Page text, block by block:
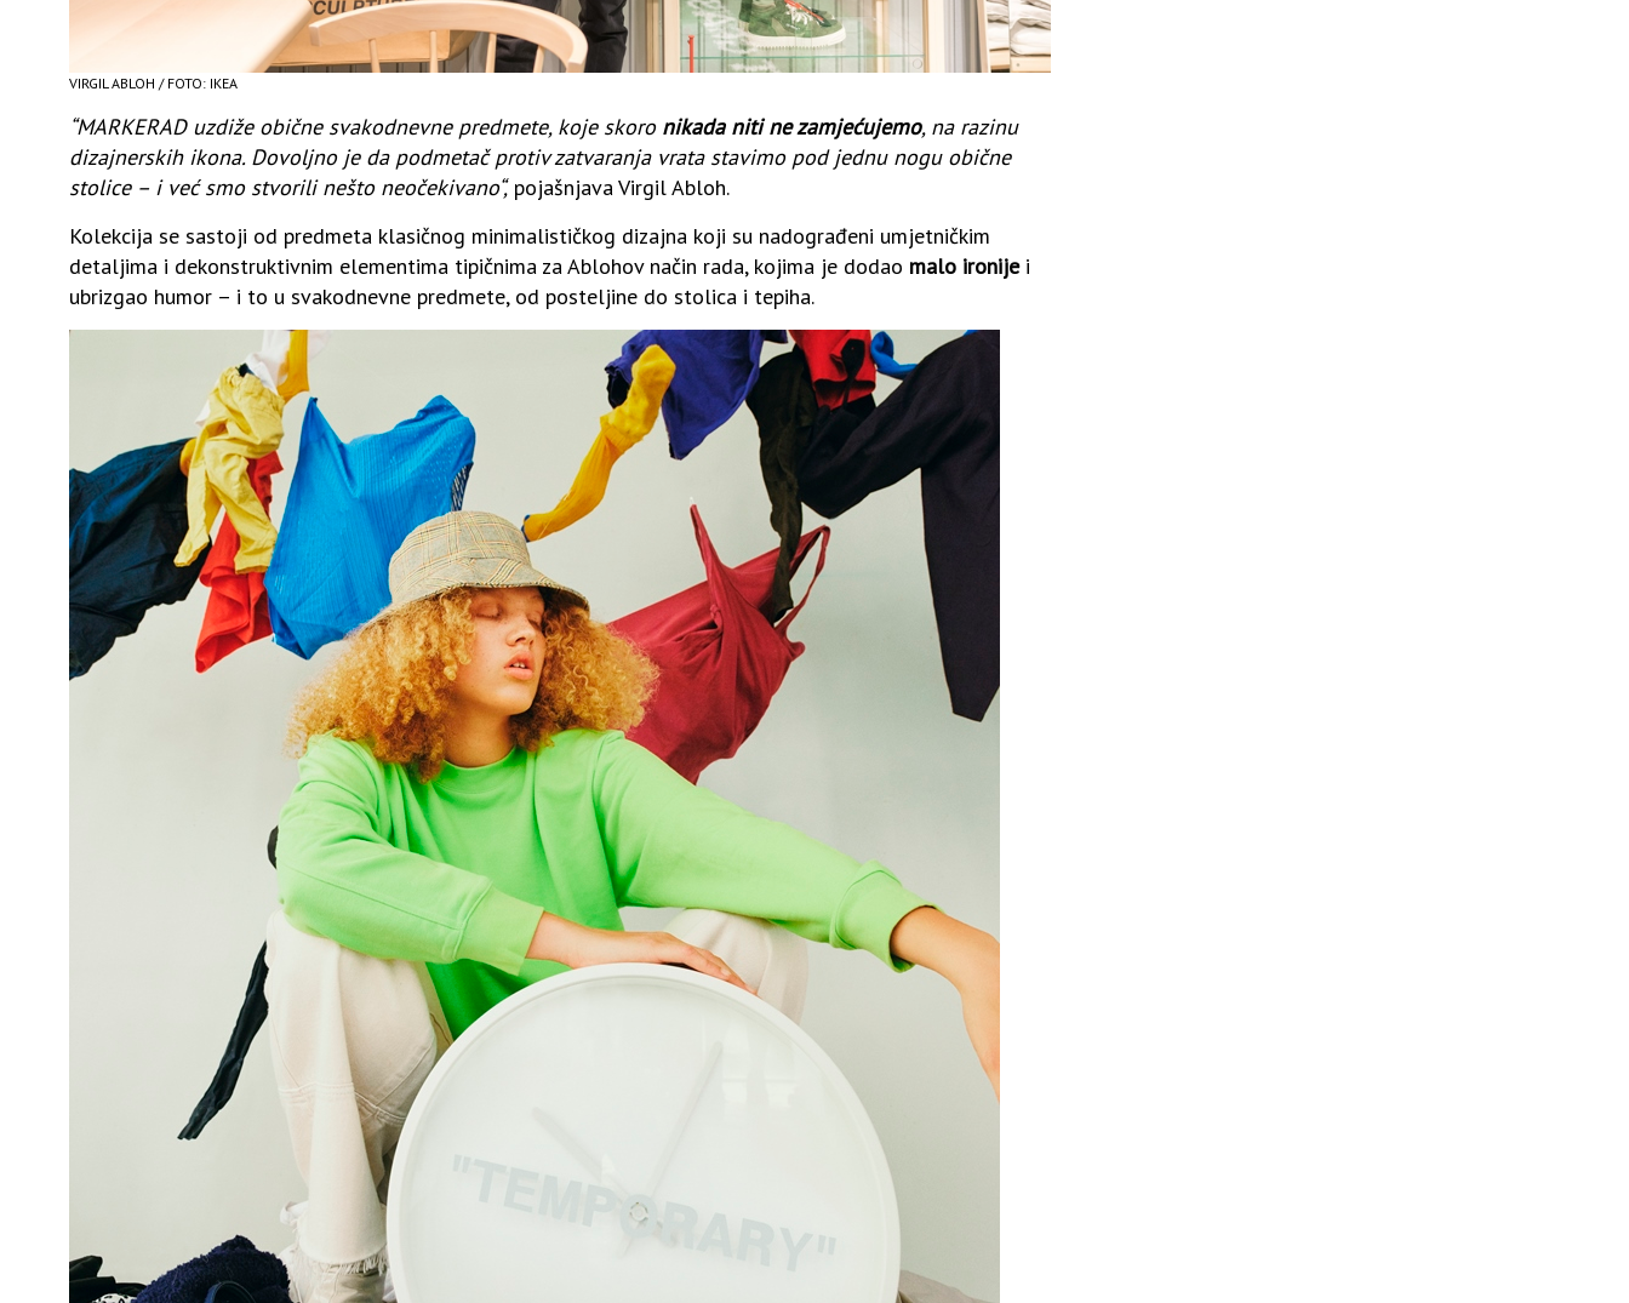
VIRGIL ABLOH / FOTO: IKEA
“MARKERAD uzdiže obične svakodnevne predmete, koje skoronikada niti ne zamjećujemo, na razinu
dizajnerskih ikona. Dovoljno je da podmetač protiv zatvaranja vrata stavimo pod jednu nogu obične
stolice – i već smo stvorili nešto neočekivano“,pojašnjava Virgil Abloh.
Kolekcija se sastoji od predmeta klasičnog minimalističkog dizajna koji su nadograđeni umjetničkim
detaljima i dekonstruktivnim elementima tipičnima za Ablohov način rada, kojima je dodao malo ironijei
ubrizgao humor – i to u svakodnevne predmete, od posteljine do stolica i tepiha.